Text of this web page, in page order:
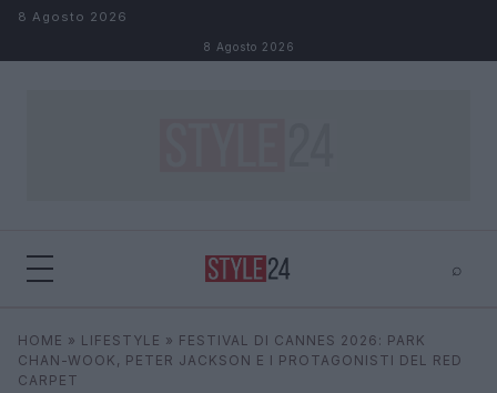
Salta al contenuto
8 Agosto 2026
8 Agosto 2026
⌕
Cerca ⌕
HOME » LIFESTYLE » FESTIVAL DI CANNES 2026: PARK
CHAN-WOOK, PETER JACKSON E I PROTAGONISTI DEL RED
CARPET